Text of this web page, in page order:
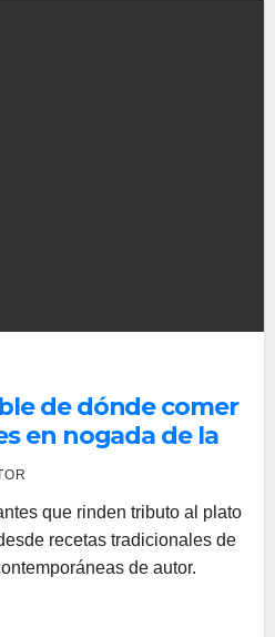
de dónde comer
en nogada de la
que rinden tributo al plato
recetas tradicionales de
de autor.